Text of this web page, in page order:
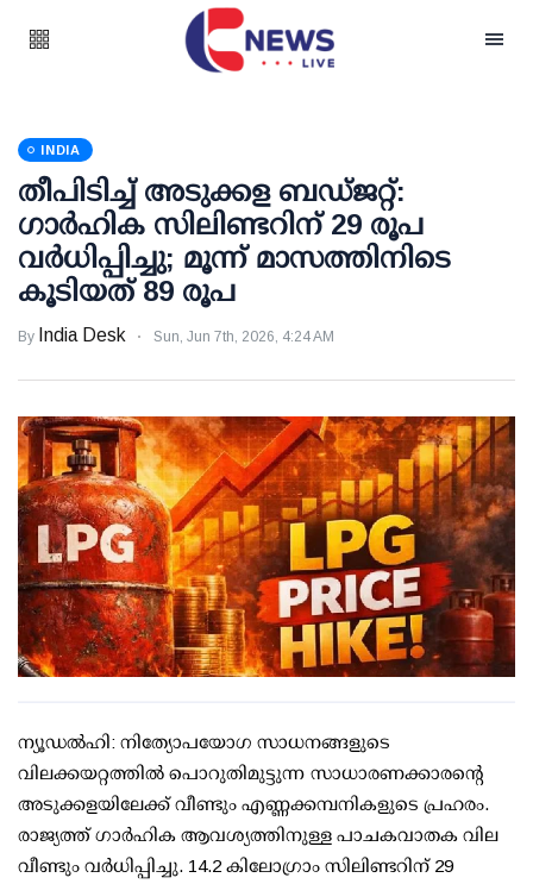
INDIA
തീപിടിച്ച് അടുക്കള ബഡ്ജറ്റ്:
ഗാര്‍ഹിക സിലിണ്ടറിന് 29 രൂപ
വര്‍ധിപ്പിച്ചു; മൂന്ന് മാസത്തിനിടെ
കൂടിയത് 89 രൂപ
By India Desk Sun, Jun 7th, 2026, 4:24 AM
ന്യൂഡല്‍ഹി: നിത്യോപയോഗ സാധനങ്ങളുടെ
വിലക്കയറ്റത്തില്‍ പൊറുതിമുട്ടുന്ന സാധാരണക്കാരന്റെ
അടുക്കളയിലേക്ക് വീണ്ടും എണ്ണക്കമ്പനികളുടെ പ്രഹരം.
രാജ്യത്ത് ഗാര്‍ഹിക ആവശ്യത്തിനുള്ള പാചകവാതക വില
വീണ്ടും വര്‍ധിപ്പിച്ചു. 14.2 കിലോഗ്രാം സിലിണ്ടറിന് 29